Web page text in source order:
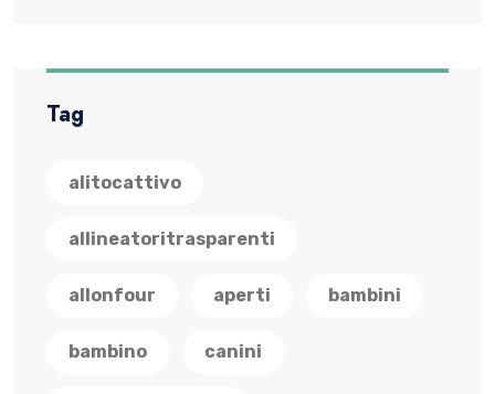
Tag
alitocattivo
allineatoritrasparenti
allonfour aperti bambini
bambino canini